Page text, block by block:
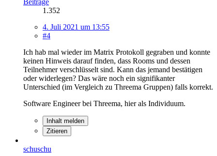
1.352
4. Juli 2021 um 13:55
#4
Ich hab mal wieder im Matrix Protokoll gegraben und konnte
keinen Hinweis darauf finden, dass Rooms und dessen
Teilnehmer verschlüsselt sind. Kann das jemand bestätigen
oder widerlegen? Das wäre noch ein signifikanter
Unterschied (im Vergleich zu Threema Gruppen) falls korrekt.
Software Engineer bei Threema, hier als Individuum.
Inhalt melden
Zitieren
schuschu